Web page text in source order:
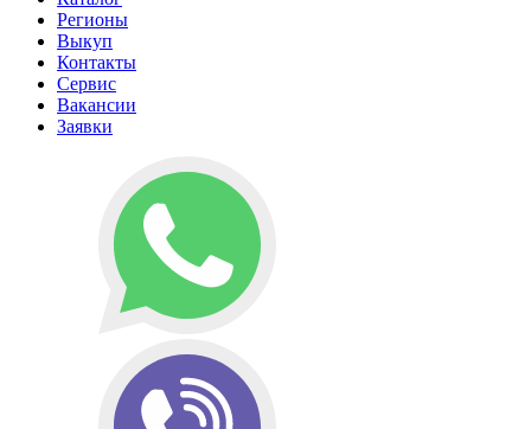
Регионы
Выкуп
Контакты
Сервис
Вакансии
Заявки